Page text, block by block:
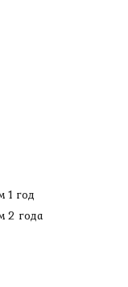
1 год
2 года